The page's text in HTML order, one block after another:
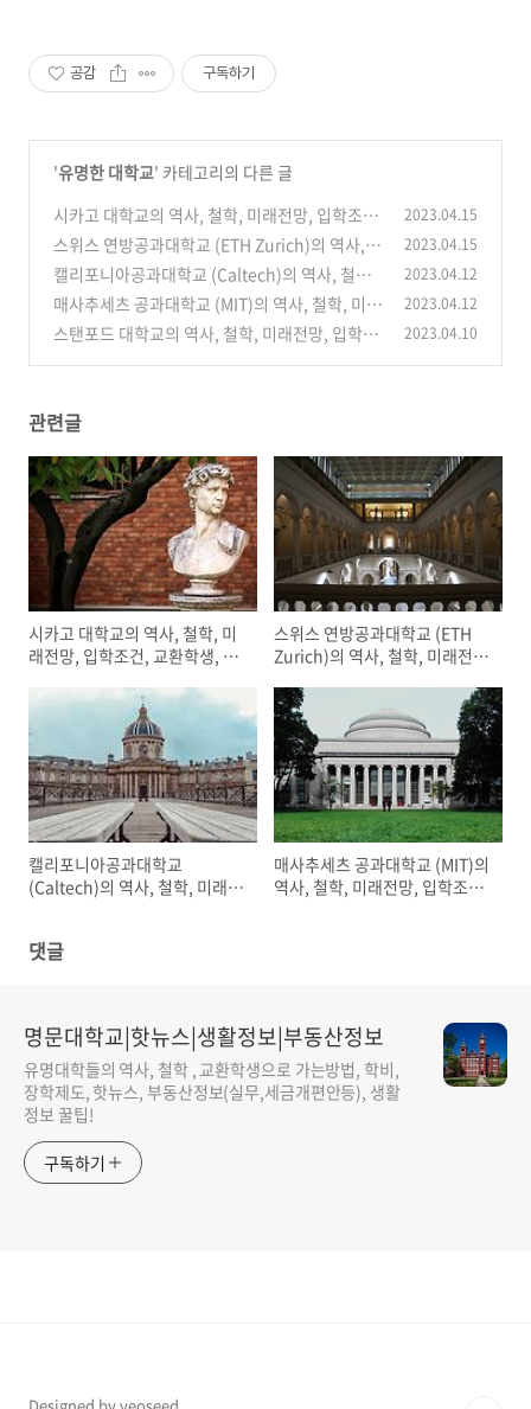
공감 구독하기
'유명한 대학교' 카테고리의 다른 글
시카고 대학교의 역사, 철학, 미래전망, 입학조건,
교환학생, 학비, 장학제도 (0)
2023.04.15
스위스 연방공과대학교 (ETH Zurich)의 역사,
철학, 미래전망, 입학조건, 교환학생, 학비, 장학
제도
(0)
2023.04.15
캘리포니아공과대학교 (Caltech)의 역사, 철학,
미래전망, 입학조건, 교환학생, 학비, 장학제도
(0)
2023.04.12
매사추세츠 공과대학교 (MIT)의 역사, 철학, 미래
전망, 입학조건, 교환학생, 학비, 장학제도
(0)
2023.04.12
스탠포드 대학교의 역사, 철학, 미래전망, 입학조
2023.04.10
관련글
시카고 대학교의 역사, 철학, 미
래전망, 입학조건, 교환학생, 학
스위스 연방공과대학교 (ETH
Zurich)의 역사, 철학, 미래전
장학제도
캘리포니아공과대학교
(Caltech)의 역사, 철학, 미래전
매사추세츠 공과대학교 (MIT)의
역사, 철학, 미래전망, 입학조건,
댓글
명문대학교|핫뉴스|생활정보|부동산정보
유명대학들의 역사, 철학 , 교환학생으로 가는방법, 학비,
장학제도, 핫뉴스, 부동산정보(실무,세금개편안등), 생활
정보 꿀팁!
구독하기